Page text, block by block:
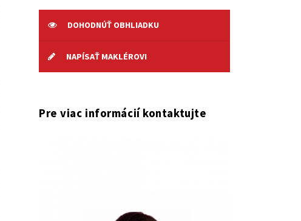
DOHODNÚŤ OBHLIADKU
NAPÍSAŤ MAKLÉROVI
Pre viac informácií kontaktujte